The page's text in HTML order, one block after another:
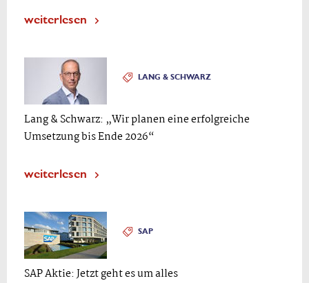
weiterlesen
LANG & SCHWARZ
Lang & Schwarz: „Wir planen eine erfolgreiche
Umsetzung bis Ende 2026“
weiterlesen
SAP
SAP Aktie: Jetzt geht es um alles